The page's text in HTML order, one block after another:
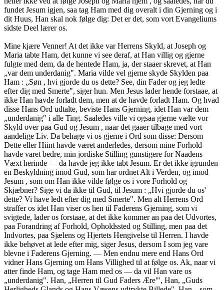
fundet Jesum igjen, saa tag Ham med dig overalt i din Gjerning og i
dit Huus, Han skal nok følge dig: Det er det, som vort Evangeliums
sidste Deel lærer os.
Mine kjære Venner! At det ikke var Herrens Skyld, at Joseph og
Maria tabte Ham, det kunne vi see deraf, at Han villig og gjerne
fulgte med dem, da de hentede Ham, ja, der staaer skrevet, at Han
„var dem underdanig". Maria vilde vel gjerne skyde Skylden paa
Ham : „Søn , hvi gjorde du os dette? See, din Fader og jeg ledte
efter dig med Smerte", siger hun. Men Jesus lader hende forstaae, at
ikke Han havde forladt dem, men at de havde forladt Ham. Og hvad
disse Hans Ord udtalte, beviste Hans Gjerning, idet Han var dem
„underdanig" i alle Ting. Saaledes ville vi ogsaa gjerne vælte vor
Skyld over paa Gud og Jesum , naar det gaaer tilbage med vort
aandelige Liv. Da behage vi os gjerne i Ord som disse: Dersom
Dette eller Hiint havde været anderledes, dersom mine Forhold
havde varet bedre, min jordiske Stilling gunstigere for Naadens
Væxt herinde — da havde jeg ikke tabt Jesum. Er det ikke igrunden
en Beskyldning imod Gud, som har ordnet Alt i Verden, og imod
Jesum , som om Han ikke vilde følge os i vore Forhold og
Skjæbner? Sige vi da ikke til Gud, til Jesum : „Hvi gjorde du os'
dette? Vi have ledt efter dig med Smerte". Men alt Herrens Ord
straffer os idet Han viser os hen til Faderens Gjerning, som vi
svigtede, lader os forstaae, at det ikke kommer an paa det Udvortes,
paa Forandring af Forhold, Opholdssted og Stilling, men paa det
Indvortes, paa Sjælens og Hjertets Hengivelse til Herren. I havde
ikke behøvet at lede efter mig, siger Jesus, dersom I som jeg vare
blevne i Faderens Gjerning. — Men endnu mere end Hans Ord
vidner Hans Gjerning om Hans Villighed til at følge os. Ak, naar vi
atter finde Ham, og tage Ham med os — da vil Han vare os
„underdanig". Han, „Herren til Gud Faders Ære"', Han, „Guds